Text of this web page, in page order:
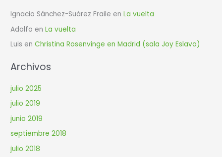
Ignacio Sánchez-Suárez Fraile enLa vuelta
Adolfo enLa vuelta
Luis enChristina Rosenvinge en Madrid (sala Joy Eslava)
Archivos
julio 2025
julio 2019
junio 2019
septiembre 2018
julio 2018